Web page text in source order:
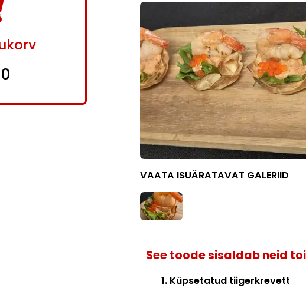
VAATA ISUÄRATAVAT GALERIID
See toode sisaldab neid
Küpsetatud tiigerkrevett